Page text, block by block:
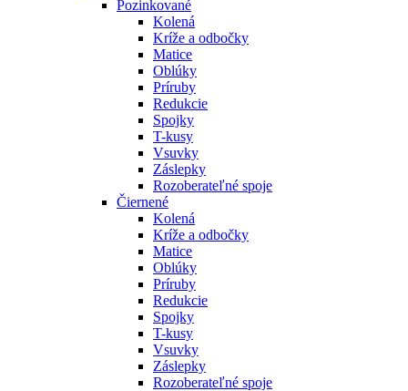
Pozinkované
Kolená
Kríže a odbočky
Matice
Oblúky
Príruby
Redukcie
Spojky
T-kusy
Vsuvky
Záslepky
Rozoberateľné spoje
Čiernené
Kolená
Kríže a odbočky
Matice
Oblúky
Príruby
Redukcie
Spojky
T-kusy
Vsuvky
Záslepky
Rozoberateľné spoje